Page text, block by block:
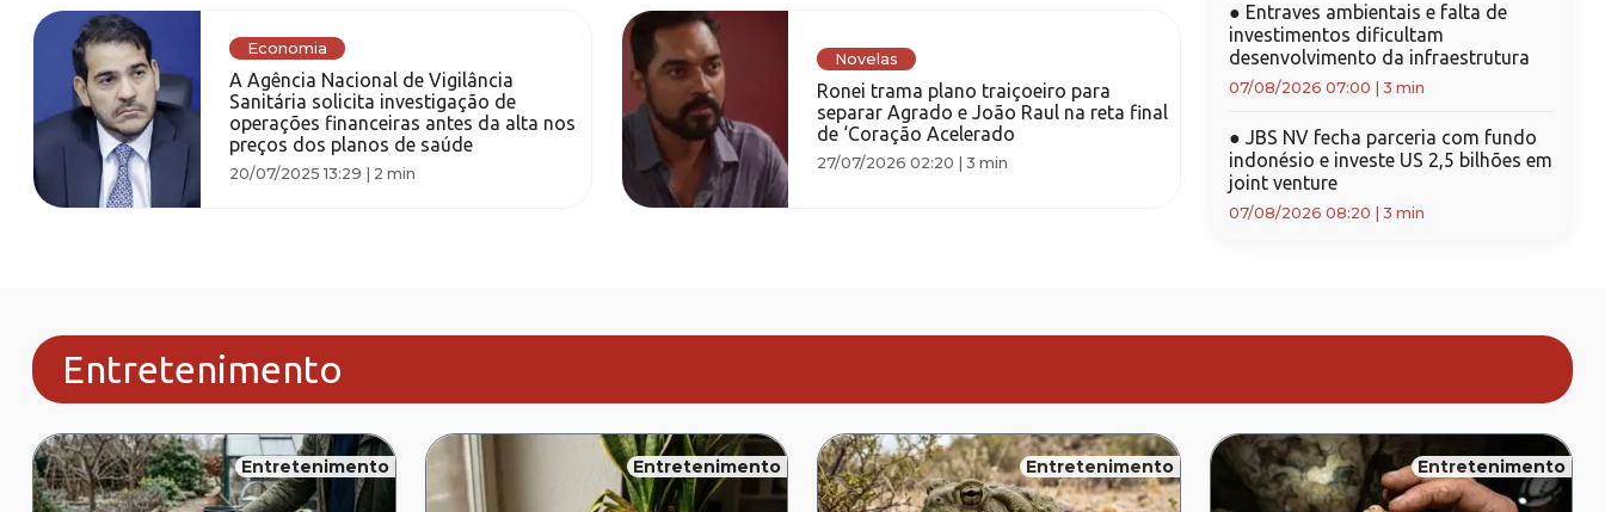
Economia
A Agência Nacional de Vigilância
Sanitária solicita investigação de
operações financeiras antes da alta nos
preços dos planos de saúde
20/07/2025 13:29 | 2 min
Novelas
Ronei trama plano traiçoeiro para
separar Agrado e João Raul na reta final
de ‘Coração Acelerado
27/07/2026 02:20 |3 min
● Entraves ambientais e falta de
investimentos dificultam
desenvolvimento da infraestrutura
07/08/2026 07:00 3 min
● JBS NV fecha parceria com fundo
indonésio e investe US 2,5 bilhões em
joint venture
07/08/2026 08:20 3 min
Entretenimento
Entretenimento Entretenimento Entretenimento Entretenimento